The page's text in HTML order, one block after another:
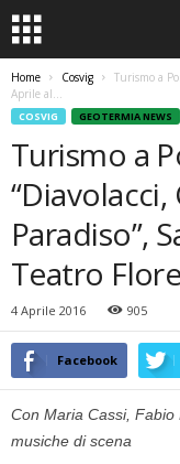
Home Cosvig
Turismo a
Aprile al...
COSVIG GEOTERMIA NEWS
Turismo a
Paradiso”,
Teatro
4 Aprile 2016 905
Facebook
Con Maria Cassi,
musiche di scena